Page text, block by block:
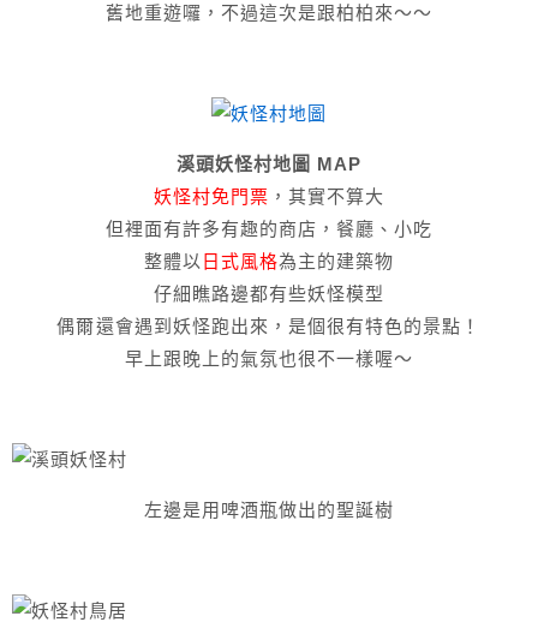
舊地重遊囉，不過這次是跟柏柏來～～
溪頭妖怪村地圖 MAP
妖怪村免門票 ，其實不算大
但裡面有許多有趣的商店，餐廳、小吃
整體以 日式風格為主的建築物
仔細瞧路邊都有些妖怪模型
偶爾還會遇到妖怪跑出來，是個很有特色的景點！
早上跟晚上的氣氛也很不一樣喔～
左邊是用啤酒瓶做出的聖誕樹